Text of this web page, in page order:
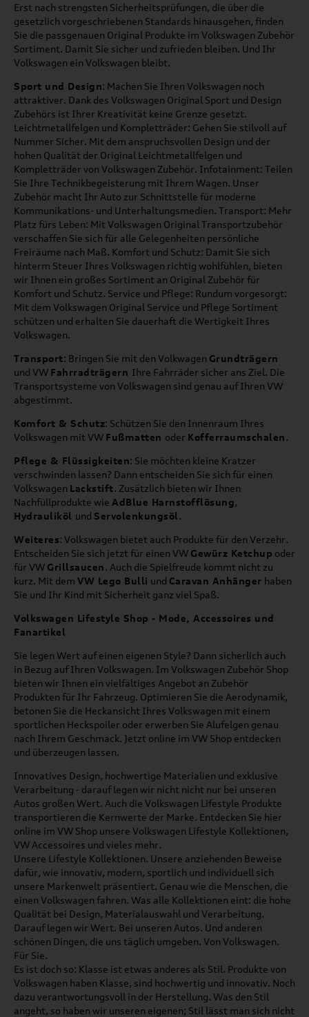
Erst nach strengsten Sicherheitsprüfungen, die über die
gesetzlich vorgeschriebenen Standards hinausgehen, finden
Sie die passgenauen Original Produkte im Volkswagen Zubehör
Sortiment. Damit Sie sicher und zufrieden bleiben. Und Ihr
Volkswagen ein Volkswagen bleibt.
Sport und Design: Machen Sie Ihren Volkswagen noch
attraktiver. Dank des Volkswagen Original Sport und Design
Zubehörs ist Ihrer Kreativität keine Grenze gesetzt.
Leichtmetallfelgen und Kompletträder: Gehen Sie stilvoll auf
Nummer Sicher. Mit dem anspruchsvollen Design und der
hohen Qualität der Original Leichtmetallfelgen und
Kompletträder von Volkswagen Zubehör. Infotainment: Teilen
Sie Ihre Technikbegeisterung mit Ihrem Wagen. Unser
Zubehör macht Ihr Auto zur Schnittstelle für moderne
Kommunikations- und Unterhaltungsmedien. Transport: Mehr
Platz fürs Leben: Mit Volkswagen Original Transportzubehör
verschaffen Sie sich für alle Gelegenheiten persönliche
Freiräume nach Maß. Komfort und Schutz: Damit Sie sich
hinterm Steuer Ihres Volkswagen richtig wohlfühlen, bieten
wir Ihnen ein großes Sortiment an Original Zubehör für
Komfort und Schutz. Service und Pflege: Rundum vorgesorgt:
Mit dem Volkswagen Original Service und Pflege Sortiment
schützen und erhalten Sie dauerhaft die Wertigkeit Ihres
Volkswagen.
Transport: Bringen Sie mit den Volkwagen Grundträgern
und VW Fahrradträgern Ihre Fahrräder sicher ans Ziel. Die
Transportsysteme von Volkswagen sind genau auf Ihren VW
abgestimmt.
Komfort & Schutz: Schützen Sie den Innenraum Ihres
Volkswagen mit VW Fußmatten oder Kofferraumschalen.
Pflege & Flüssigkeiten: Sie möchten kleine Kratzer
verschwinden lassen? Dann entscheiden Sie sich für einen
Volkswagen Lackstift. Zusätzlich bieten wir Ihnen
Nachfüllprodukte wie AdBlue Harnstofflösung,
Hydrauliköl und Servolenkungsöl.
Weiteres: Volkswagen bietet auch Produkte für den Verzehr.
Entscheiden Sie sich jetzt für einen VW Gewürz Ketchup oder
für VW Grillsaucen. Auch die Spielfreude kommt nicht zu
kurz. Mit dem VW Lego Bulli und Caravan Anhänger haben
Sie und Ihr Kind mit Sicherheit ganz viel Spaß.
Volkswagen Lifestyle Shop - Mode, Accessoires und
Fanartikel
Sie legen Wert auf einen eigenen Style? Dann sicherlich auch
in Bezug auf Ihren Volkswagen. Im Volkswagen Zubehör Shop
bieten wir Ihnen ein vielfältiges Angebot an Zubehör
Produkten für Ihr Fahrzeug. Optimieren Sie die Aerodynamik,
betonen Sie die Heckansicht Ihres Volkswagen mit einem
sportlichen Heckspoiler oder erwerben Sie Alufelgen genau
nach Ihrem Geschmack. Jetzt online im VW Shop entdecken
und überzeugen lassen.
Innovatives Design, hochwertige Materialien und exklusive
Verarbeitung - darauf legen wir nicht nicht nur bei unseren
Autos großen Wert. Auch die Volkswagen Lifestyle Produkte
transportieren die Kernwerte der Marke. Entdecken Sie hier
online im VW Shop unsere Volkswagen Lifestyle Kollektionen,
VW Accessoires und vieles mehr.
Unsere Lifestyle Kollektionen. Unsere anziehenden Beweise
dafür, wie innovativ, modern, sportlich und individuell sich
unsere Markenwelt präsentiert. Genau wie die Menschen, die
einen Volkswagen fahren. Was alle Kollektionen eint: die hohe
Qualität bei Design, Materialauswahl und Verarbeitung.
Darauf legen wir Wert. Bei unseren Autos. Und anderen
schönen Dingen, die uns täglich umgeben. Von Volkswagen.
Für Sie.
Es ist doch so: Klasse ist etwas anderes als Stil. Produkte von
Volkswagen haben Klasse, sind hochwertig und innovativ. Noch
dazu verantwortungsvoll in der Herstellung. Was den Stil
angeht, so haben wir unseren eigenen; Stil lässt man sich nicht